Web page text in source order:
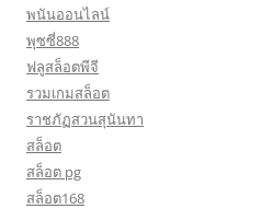
พนันออนไลน์
พุซซี่888
ฟลูสล็อตพีจี
รวมเกมสล็อต
ราชภัฏสวนสุนันทา
สล็อต
สล็อต pg
สล็อต168